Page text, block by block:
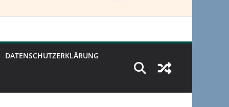
DATENSCHUTZERKLÄRUNG